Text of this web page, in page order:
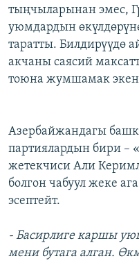
тыңчыларынан эмес,
уюмдардын
таратты. Билдирүүдө
акчаны саясий
тоюна жумшамак
Азербайжандагы
партиялардын бири –
жетекчиси Али
болгон чабуул жеке
эсептейт.
- Басирлиге каршы
мени бутага алган.